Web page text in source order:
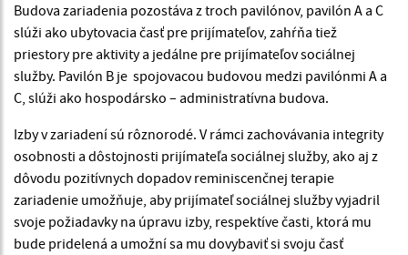
Budova zariadenia pozostáva z troch pavilónov, pavilón A a C
slúži ako ubytovacia časť pre prijímateľov, zahŕňa tiež
priestory pre aktivity a jedálne pre prijímateľov sociálnej
služby. Pavilón B je spojovacou budovou medzi pavilónmi A a
C, slúži ako hospodársko – administratívna budova.
Izby v zariadení sú rôznorodé. V rámci zachovávania integrity
osobnosti a dôstojnosti prijímateľa sociálnej služby, ako aj z
dôvodu pozitívnych dopadov reminiscenčnej terapie
zariadenie umožňuje, aby prijímateľ sociálnej služby vyjadril
svoje požiadavky na úpravu izby, respektíve časti, ktorá mu
bude pridelená a umožní sa mu dovybaviť si svoju časť